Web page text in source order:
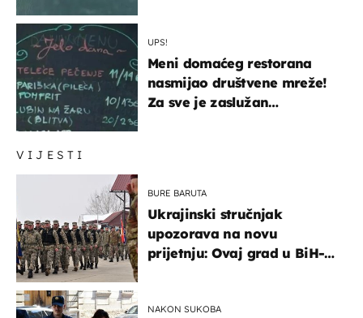
VIJESTI
BURE BARUTA
Ukrajinski stručnjak
upozorava na novu
prijetnju: Ovaj grad u BiH-u
NAKON SUKOBA
UPS!
Meni domaćeg restorana
nasmijao društvene mreže!
Za sve je zaslužan